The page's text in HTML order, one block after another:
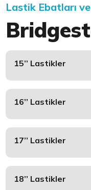
Lastik Ebatları
15’’ Lastikler
16’’ Lastikler
17’’ Lastikler
18’’ Lastikler